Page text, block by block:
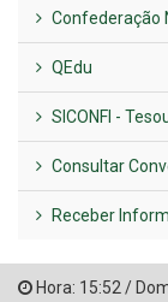
Confederação
QEdu
SICONFI -
Consultar
Receber
Hora: 15:52 /